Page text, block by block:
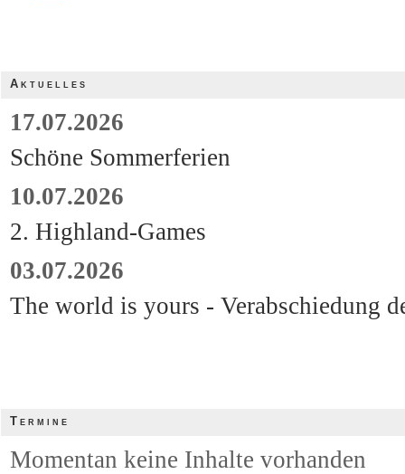
Aktuelles
17.07.2026
Schöne Sommerferien
10.07.2026
2. Highland-Games
03.07.2026
The world is yours - Verabschiedung
Termine
Momentan keine Inhalte vorhanden